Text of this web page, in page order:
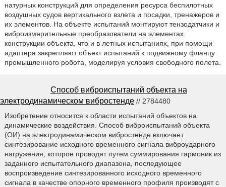
натурных конструкций для определения ресурса беспилотных
воздушных судов вертикального взлета и посадки, тренажеров и
их элементов. На объекте испытаний монтируют тензодатчики и
виброизмерительные преобразователи на элементах
конструкции объекта, что и в летных испытаниях, при помощи
адаптера закрепляют объект испытаний к подвижному фланцу
промышленного робота, моделируя условия свободного полета.
Способ виброиспытаний объекта на
электродинамическом вибростенде // 2784480
Изобретение относится к области испытаний объектов на
динамические воздействия. Способ виброиспытаний объекта
(ОИ) на электродинамическом вибростенде включает
синтезирование исходного временного сигнала виброударного
нагружения, которое проводят путем суммирования гармоник из
заданного испытательного диапазона, последующее
воспроизведение синтезированного исходного временного
сигнала в качестве опорного временного профиля производят с